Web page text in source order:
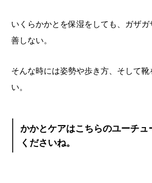
いくらかかとを保湿をしても、ガザ
善しない。
そんな時には姿勢や歩き方、そして靴
い。
かかとケアはこちらのユーチュ
くださいね。